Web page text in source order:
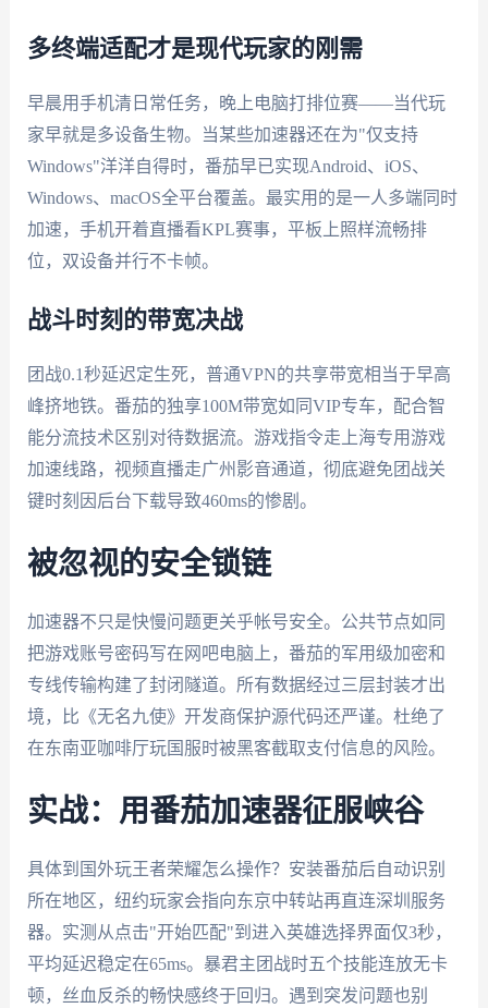
多终端适配才是现代玩家的刚需
早晨用手机清日常任务，晚上电脑打排位赛——当代玩
家早就是多设备生物。当某些加速器还在为"仅支持
Windows"洋洋自得时，番茄早已实现Android、iOS、
Windows、macOS全平台覆盖。最实用的是一人多端同时
加速，手机开着直播看KPL赛事，平板上照样流畅排
位，双设备并行不卡帧。
战斗时刻的带宽决战
团战0.1秒延迟定生死，普通VPN的共享带宽相当于早高
峰挤地铁。番茄的独享100M带宽如同VIP专车，配合智
能分流技术区别对待数据流。游戏指令走上海专用游戏
加速线路，视频直播走广州影音通道，彻底避免团战关
键时刻因后台下载导致460ms的惨剧。
被忽视的安全锁链
加速器不只是快慢问题更关乎帐号安全。公共节点如同
把游戏账号密码写在网吧电脑上，番茄的军用级加密和
专线传输构建了封闭隧道。所有数据经过三层封装才出
境，比《无名九使》开发商保护源代码还严谨。杜绝了
在东南亚咖啡厅玩国服时被黑客截取支付信息的风险。
实战：用番茄加速器征服峡谷
具体到国外玩王者荣耀怎么操作？安装番茄后自动识别
所在地区，纽约玩家会指向东京中转站再直连深圳服务
器。实测从点击"开始匹配"到进入英雄选择界面仅3秒，
平均延迟稳定在65ms。暴君主团战时五个技能连放无卡
顿，丝血反杀的畅快感终于回归。遇到突发问题也别